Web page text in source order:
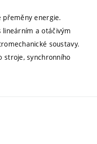
přeměny energie.
lineárním a otáčivým
soustavy.
stroje, synchronního